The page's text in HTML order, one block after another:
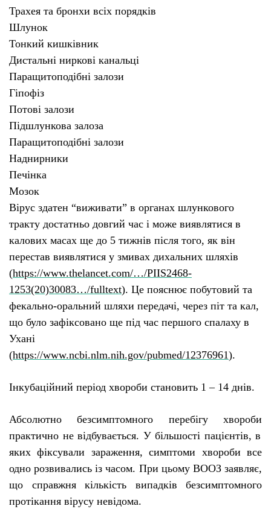
Трахея та бронхи всіх порядків
Шлунок
Тонкий кишківник
Дистальні ниркові канальці
Паращитоподібні залози
Гіпофіз
Потові залози
Підшлункова залоза
Паращитоподібні залози
Наднирники
Печінка
Мозок
Вірус здатен “виживати” в органах шлункового
тракту достатньо довгий час і може виявлятися в
калових масах ще до 5 тижнів після того, як він
перестав виявлятися у змивах дихальних шляхів
(https://www.thelancet.com/…/PIIS2468-
1253(20)30083…/fulltext). Це пояснює побутовий та
фекально-оральний шляхи передачі, через піт та кал,
що було зафіксовано ще під час першого спалаху в
Ухані
(https://www.ncbi.nlm.nih.gov/pubmed/12376961).
Інкубаційний період хвороби становить 1 – 14 днів.
Абсолютно безсимптомного перебігухвороби
практично не відбувається. У більшості пацієнтів, в
яких фіксували зараження, симптоми хвороби все
одно розвивались із часом. При цьому ВООЗ заявляє,
що справжня кількість випадків безсимптомного
протікання вірусу невідома.